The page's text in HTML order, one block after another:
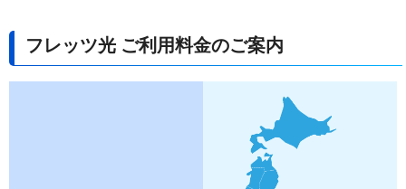
フレッツ光 ご利用料金のご案内